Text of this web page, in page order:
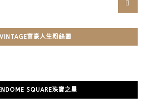
VINTAGE富豪人生粉絲團
SQUARE珠寶之星